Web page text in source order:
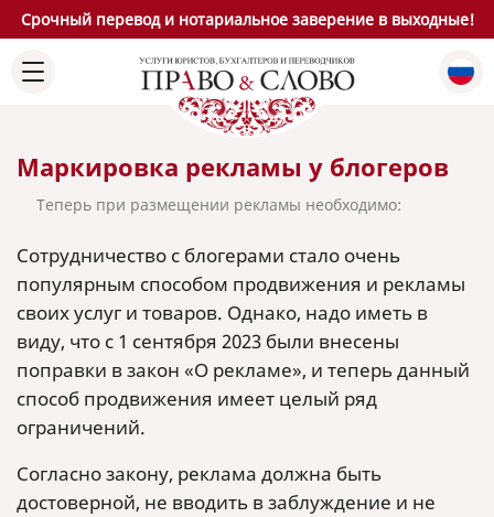
Срочный перевод и нотариальное заверение в выходные!
Маркировка рекламы у блогеров
Теперь при размещении рекламы необходимо:
Сотрудничество с блогерами стало очень
популярным способом продвижения и рекламы
своих услуг и товаров. Однако, надо иметь в
виду, что с 1 сентября 2023 были внесены
поправки в закон «О рекламе», и теперь данный
способ продвижения имеет целый ряд
ограничений.
Согласно закону, реклама должна быть
достоверной, не вводить в заблуждение и не